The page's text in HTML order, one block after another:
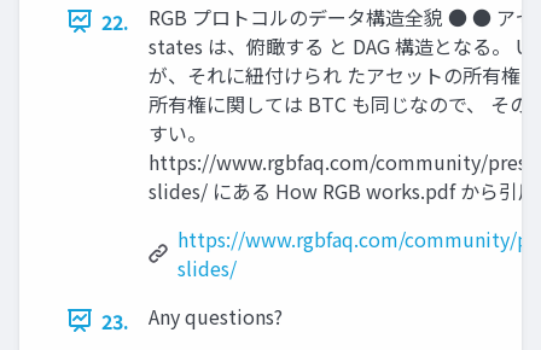
22.
RGB プロトコルのデータ構造全貌 ● ● アセ
states は、俯瞰する と DAG 構造となる。
が、それに紐付けられ たアセットの所有権
所有権に関しては BTC も同じなので、 その
すい。
https://www.rgbfaq.com/community/
slides/ にある How RGB works.pdf から引
https://www.rgbfaq.com/community/
slides/
23.
Any questions?